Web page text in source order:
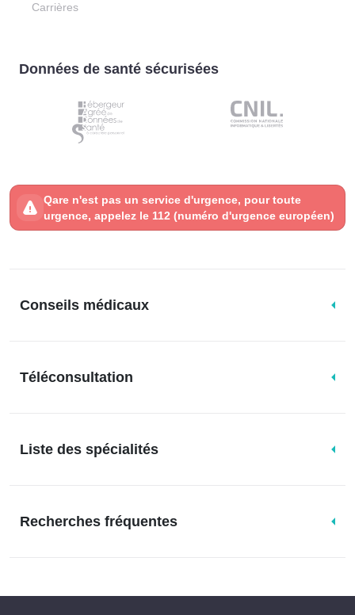
Carrières
Données de santé sécurisées
Qare n'est pas un service d'urgence, pour toute
urgence, appelez le 112 (numéro d'urgence européen)
Conseils médicaux
Téléconsultation
Liste des spécialités
Recherches fréquentes